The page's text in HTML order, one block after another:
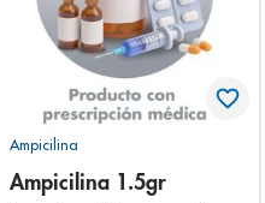
Ampicilina
Ampicilina 1.5gr